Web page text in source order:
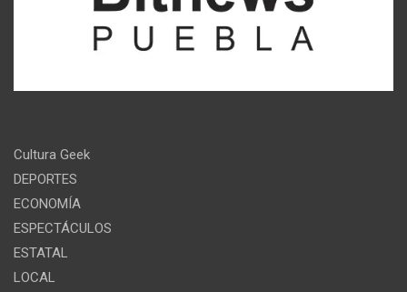
Cultura Geek
DEPORTES
ECONOMÍA
ESPECTÁCULOS
ESTATAL
LOCAL